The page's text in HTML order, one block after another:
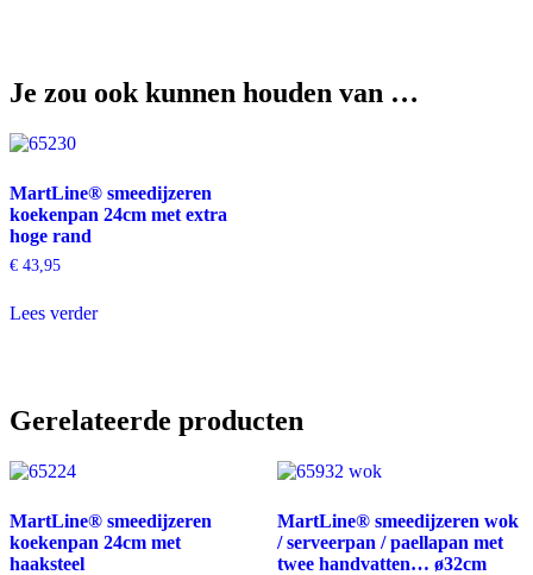
Je zou ook kunnen houden van …
MartLine® smeedijzeren
koekenpan 24cm met extra
hoge rand
€ 43,95
Lees verder
Gerelateerde producten
MartLine® smeedijzeren
koekenpan 24cm met
haaksteel
MartLine® smeedijzeren wok
/ serveerpan / paellapan met
twee handvatten… ø32cm